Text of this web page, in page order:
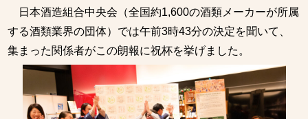
日本酒造組合中央会（全国約1,600の酒類メーカーが所属
する酒類業界の団体）では午前3時43分の決定を聞いて、
集まった関係者がこの朗報に祝杯を挙げました。